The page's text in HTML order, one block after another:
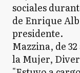
sociales
de Enrique
presidente.
Mazzina, de
la Mujer,